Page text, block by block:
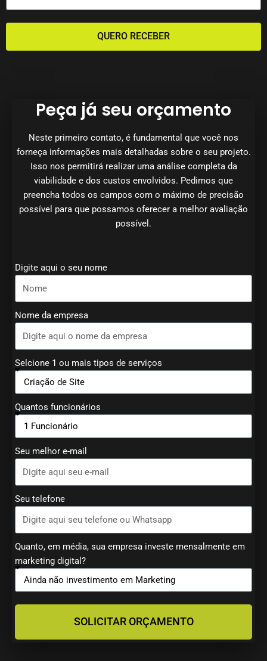
QUERO RECEBER
Peça já seu orçamento
Neste primeiro contato, é fundamental que você nos
forneça informações mais detalhadas sobre o seu projeto.
Isso nos permitirá realizar uma análise completa da
viabilidade e dos custos envolvidos. Pedimos que
preencha todos os campos com o máximo de precisão
possível para que possamos oferecer a melhor avaliação
possível.
Digite aqui o seu nome
Nome da empresa
Selcione 1 ou mais tipos de serviços
Quantos funcionários
Seu melhor e-mail
Seu telefone
Quanto, em média, sua empresa investe mensalmente em
marketing digital?
SOLICITAR ORÇAMENTO